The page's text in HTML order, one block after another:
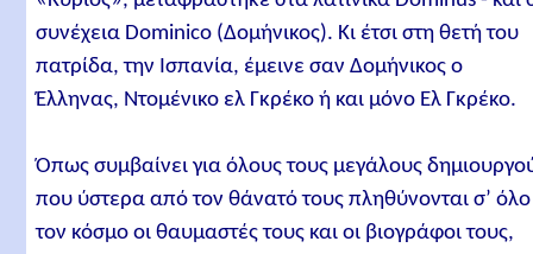
συνέχεια Dominico (Δομήνικος). Κι έτσι στη θετή του
πατρίδα, την Ισπανία, έμεινε σαν Δομήνικος ο
Έλληνας, Ντομένικο ελ Γκρέκο ή και μόνο Ελ Γκρέκο.
Όπως συμβαίνει για όλους τους μεγάλους
που ύστερα από τον θάνατό τους πληθύνονται σ’ όλο
τον κόσμο οι θαυμαστές τους και οι βιογράφοι τους,